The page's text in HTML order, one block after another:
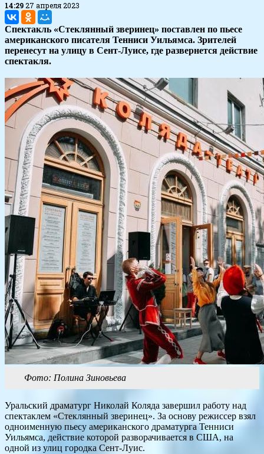
14:2927 апреля 2023
Спектакль «Стеклянный зверинец» поставлен по пьесе
американского писателя Тенниси Уильямса. Зрителей
перенесут на улицу в Сент-Луисе, где развернется действие
спектакля.
Фото: Полина Зиновьева
Уральский драматург Николай Коляда завершил работу над
спектаклем «Стеклянный зверинец». За основу режиссер взял
одноименную пьесу американского драматурга Тенниси
Уильямса, действие которой разворачивается в США, на
одной из улиц городка Сент-Луис.